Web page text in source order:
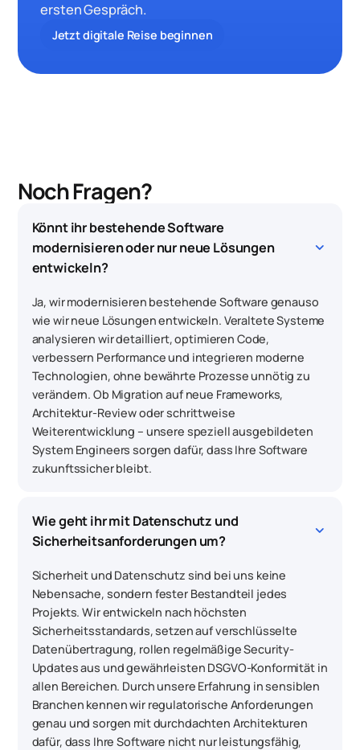
ersten Gespräch.
Jetzt digitale Reise beginnen
Noch Fragen?
Könnt ihr bestehende Software
modernisieren oder nur neue Lösungen
entwickeln?
keyboard_arrow_down
Ja, wir modernisieren bestehende Software genauso
wie wir neue Lösungen entwickeln. Veraltete Systeme
analysieren wir detailliert, optimieren Code,
verbessern Performance und integrieren moderne
Technologien, ohne bewährte Prozesse unnötig zu
verändern. Ob Migration auf neue Frameworks,
Architektur-Review oder schrittweise
Weiterentwicklung – unsere speziell ausgebildeten
System Engineers sorgen dafür, dass Ihre Software
zukunftssicher bleibt.
Wie geht ihr mit Datenschutz und
Sicherheitsanforderungen um?
keyboard_arrow_down
Sicherheit und Datenschutz sind bei uns keine
Nebensache, sondern fester Bestandteil jedes
Projekts. Wir entwickeln nach höchsten
Sicherheitsstandards, setzen auf verschlüsselte
Datenübertragung, rollen regelmäßige Security-
Updates aus und gewährleisten DSGVO-Konformität in
allen Bereichen. Durch unsere Erfahrung in sensiblen
Branchen kennen wir regulatorische Anforderungen
genau und sorgen mit durchdachten Architekturen
dafür, dass Ihre Software nicht nur leistungsfähig,